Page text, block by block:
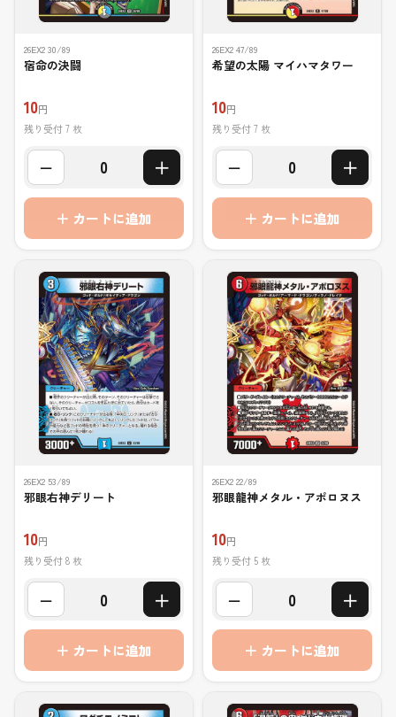
26EX2 30/89
宿命の決闘
10円
残り受付 7 枚
− 0 ＋
＋ カートに追加
26EX2 47/89
希望の太陽 マイハマタワー
10円
残り受付 7 枚
− 0 ＋
＋ カートに追加
26EX2 53/89
邪眼右神デリート
10円
残り受付 8 枚
− 0 ＋
＋ カートに追加
26EX2 22/89
邪眼龍神メタル・アポロヌス
10円
残り受付 5 枚
− 0 ＋
＋ カートに追加